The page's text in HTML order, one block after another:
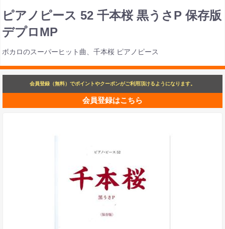
ピアノピース 52 千本桜 黒うさP 保存版
デプロMP
ボカロのスーパーヒット曲、千本桜 ピアノピース
会員登録（無料）でポイントやクーポンがご利用頂けるようになります。
会員登録はこちら